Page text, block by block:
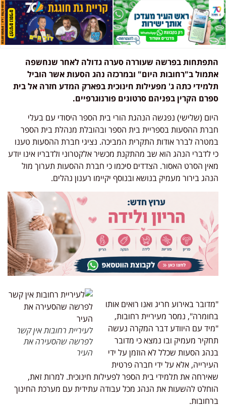
התפתחות בפרשה שעוררה סערה גדולה לאחר שנחשפה
אתמול ב"רחובות היום" ובמרכזה נהג הסעות אשר הוביל
תלמידי כתה ג' מפעילות חינוכית בפארק המדע חזרה אל בית
ספרם הקרין בפניהם סרטונים פורנוגרפיים.
היום (שלישי) נפגשה הנהגת הורי בית הספר היסודי עם בעלי
חברת ההסעות בספריית בית הספר ובהובלת מנהלת בית הספר
במטרה לברר אודות התקרית המביכה. נציגי חברת ההסעות טענו
כי לדברי הנהג הוא שב מהתקנת מכשיר אלקטרוני ולדבריו אינו יודע
מאין הסרט האסור. הצדדים סיכמו כי חברת ההסעות תערוך מול
הנהג בירור מעמיק בנושא ובנוסף יקיימו רענון נהלים.
לעיריית רחובות אין קשר
לפרשה שהסעירה את
העיר
"מדובר באירוע חריג ואנו רואים אותו
בחומרה", נמסר מעיריית רחובות,
"מיד עם היוודע דבר המקרה נעשה
תחקיר מעמיק ובו נמצא כי מדובר
בנהג הסעות שכלל לא הוזמן על ידי
העירייה, אלא על ידי חברה פרטית
שאירחה את תלמידי בית הספר לפעילות חינוכית. למרות זאת,
הוחלט להשעות את הנהג מכל עבודה עתידית עם מערכת החינוך
ברחובות.